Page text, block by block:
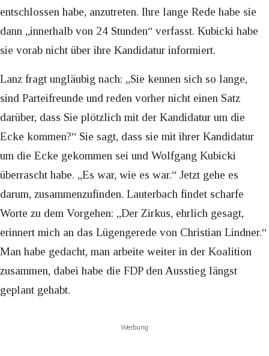
entschlossen habe, anzutreten. Ihre lange Rede habe sie
dann „innerhalb von 24 Stunden“ verfasst. Kubicki habe
sie vorab nicht über ihre Kandidatur informiert.
Lanz fragt ungläubig nach: „Sie kennen sich so lange,
sind Parteifreunde und reden vorher nicht einen Satz
darüber, dass Sie plötzlich mit der Kandidatur um die
Ecke kommen?“ Sie sagt, dass sie mit ihrer Kandidatur
um die Ecke gekommen sei und Wolfgang Kubicki
überrascht habe. „Es war, wie es war.“ Jetzt gehe es
darum, zusammenzufinden. Lauterbach findet scharfe
Worte zu dem Vorgehen: „Der Zirkus, ehrlich gesagt,
erinnert mich an das Lügengerede von Christian Lindner.“
Man habe gedacht, man arbeite weiter in der Koalition
zusammen, dabei habe die FDP den Ausstieg längst
geplant gehabt.
Werbung